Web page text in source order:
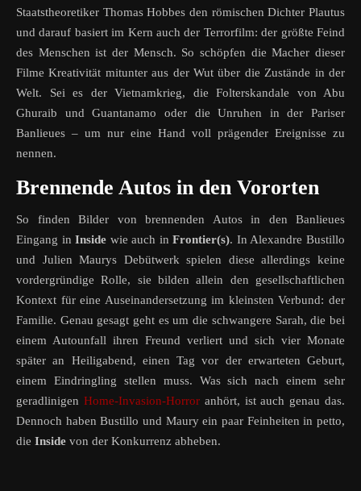
Staatstheoretiker Thomas Hobbes den römischen Dichter Plautus
und darauf basiert im Kern auch der Terrorfilm: der größte Feind
des Menschen ist der Mensch. So schöpfen die Macher dieser
Filme Kreativität mitunter aus der Wut über die Zustände in der
Welt. Sei es der Vietnamkrieg, die Folterskandale von Abu
Ghuraib und Guantanamo oder die Unruhen in der Pariser
Banlieues – um nur eine Hand voll prägender Ereignisse zu
nennen.
Brennende Autos in den Vororten
So finden Bilder von brennenden Autos in den Banlieues
Eingang inInside wie auch inFrontier(s). In Alexandre Bustillo
und Julien Maurys Debütwerk spielen diese allerdings keine
vordergründige Rolle, sie bilden allein den gesellschaftlichen
Kontext für eine Auseinandersetzung im kleinsten Verbund: der
Familie. Genau gesagt geht es um die schwangere Sarah, die bei
einem Autounfall ihren Freund verliert und sich vier Monate
später an Heiligabend, einen Tag vor der erwarteten Geburt,
einem Eindringling stellen muss. Was sich nach einem sehr
geradlinigen Home-Invasion-Horroranhört, ist auch genau das.
Dennoch haben Bustillo und Maury ein paar Feinheiten in petto,
die Inside von der Konkurrenz abheben.